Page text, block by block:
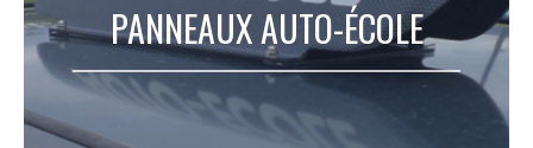
PANNEAUX AUTO-ÉCOLE